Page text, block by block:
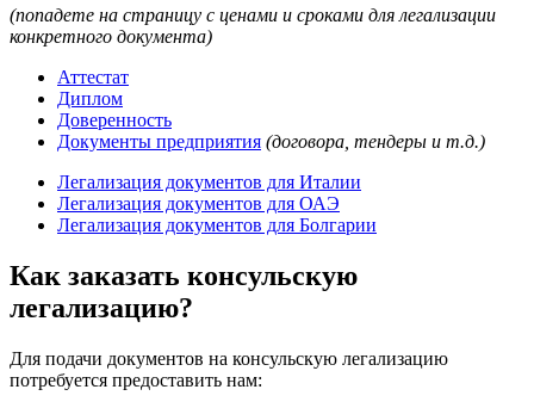
(попадете на страницу с ценами и сроками для легализации
конкретного документа)
Аттестат
Диплом
Доверенность
Документы предприятия (договора, тендеры и т.д.)
Легализация документов для Италии
Легализация документов для ОАЭ
Легализация документов для Болгарии
Как заказать консульскую
легализацию?
Для подачи документов на консульскую легализацию
потребуется предоставить нам: